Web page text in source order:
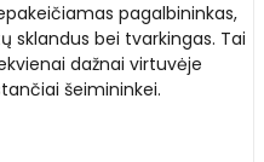
pagalbininkas,
sklandus bei tvarkingas. Tai
dažnai virtuvėje
šeimininkei.